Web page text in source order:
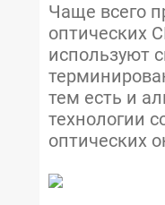
Чаще всего
оптических
используют
тем есть и
технологии
оптических